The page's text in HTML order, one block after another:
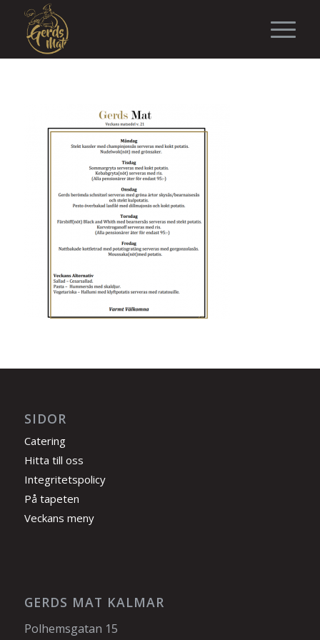
SIDOR
Catering
Hitta till oss
Integritetspolicy
På tapeten
Veckans meny
GERDS MAT KALMAR
Polhemsgatan 15